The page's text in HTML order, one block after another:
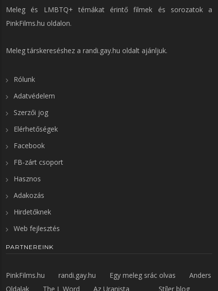
Meleg és LMBTQ+ témákat érintő filmek és sorozatok a
PinkFilms.hu oldalon.
Meleg társkereséshez a randi.gay.hu oldalt ajánljuk.
Rólunk
Adatvédelem
Szerzői jog
Elérhetőségek
Facebook
FB-zárt csoport
Hasznos
Adakozás
Hirdetőknek
Web fejlesztés
PARTNEREINK
PinkFilms.hu randi.gay.hu Egy meleg srác olvas
Anders
Oldalak
The L Word Az Uranista Stíler blog